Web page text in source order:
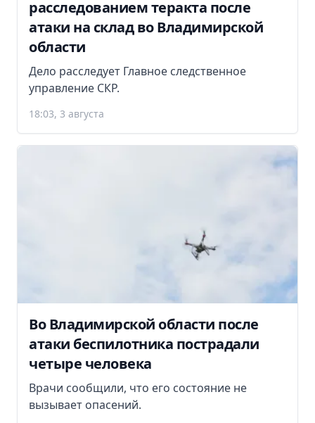
расследованием теракта после
атаки на склад во Владимирской
области
Дело расследует Главное следственное
управление СКР.
18:03, 3 августа
Во Владимирской области после
атаки беспилотника пострадали
четыре человека
Врачи сообщили, что его состояние не
вызывает опасений.